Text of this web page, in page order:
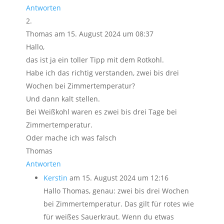
Antworten
Thomas am 15. August 2024 um 08:37
Hallo,
das ist ja ein toller Tipp mit dem Rotkohl.
Habe ich das richtig verstanden, zwei bis drei
Wochen bei Zimmertemperatur?
Und dann kalt stellen.
Bei Weißkohl waren es zwei bis drei Tage bei
Zimmertemperatur.
Oder mache ich was falsch
Thomas
Antworten
Kerstin am 15. August 2024 um 12:16
Hallo Thomas, genau: zwei bis drei Wochen
bei Zimmertemperatur. Das gilt für rotes wie
für weißes Sauerkraut. Wenn du etwas